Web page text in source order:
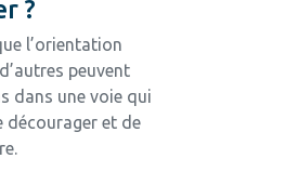
?
l’orientation
peuvent
dans une voie qui
décourager et de